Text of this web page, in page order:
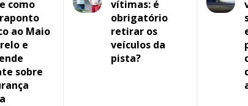
como
ao Maio
e
sobre
vítimas: é
obrigatório
retirar os
veículos da
pista?